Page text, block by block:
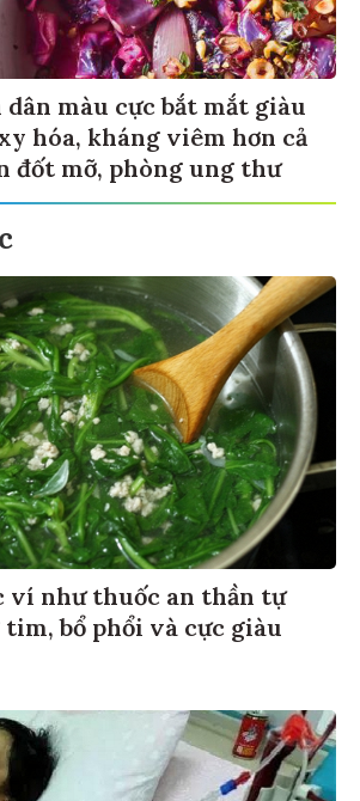
màu cực bắt mắt giàu
hóa, kháng viêm hơn cả
đốt mỡ, phòng ung thư
ví như thuốc an thần tự
bổ phổi và cực giàu